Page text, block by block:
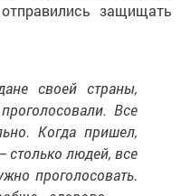
защищать
своей страны,
Все
Когда пришел,
столько людей, все
проголосовать.